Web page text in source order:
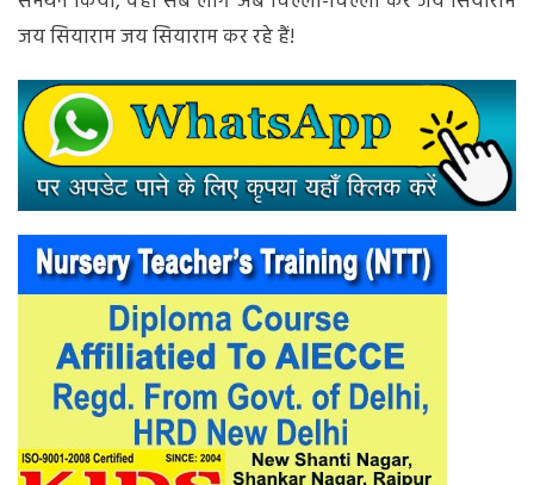
जय सियाराम जय सियाराम कर रहे हैं!